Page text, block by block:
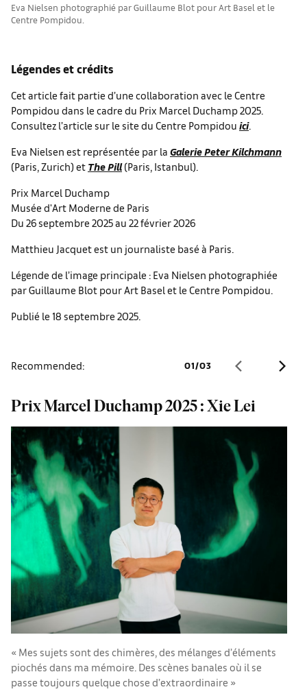
Eva Nielsen photographié par Guillaume Blot pour Art Basel et le
Centre Pompidou.
Légendes et crédits
Cet article fait partie d’une collaboration avec le Centre
Pompidou dans le cadre du Prix Marcel Duchamp 2025.
Consultez l’article sur le site du Centre Pompidou ici.
Eva Nielsen est représentée par la Galerie Peter Kilchmann
(Paris, Zurich) et The Pill(Paris, Istanbul).
Prix Marcel Duchamp
Musée d'Art Moderne de Paris
Du 26 septembre 2025 au 22 février 2026
Matthieu Jacquet est un journaliste basé à Paris.
Légende de l’image principale : Eva Nielsen photographiée
par Guillaume Blot pour Art Basel et le Centre Pompidou.
Publié le 18 septembre 2025.
Recommended: 01/03
Prix Marcel Duchamp 2025 : Xie Lei
« Mes sujets sont des chimères, des mélanges d’éléments
piochés dans ma mémoire. Des scènes banales où il se
passe toujours quelque chose d’extraordinaire »